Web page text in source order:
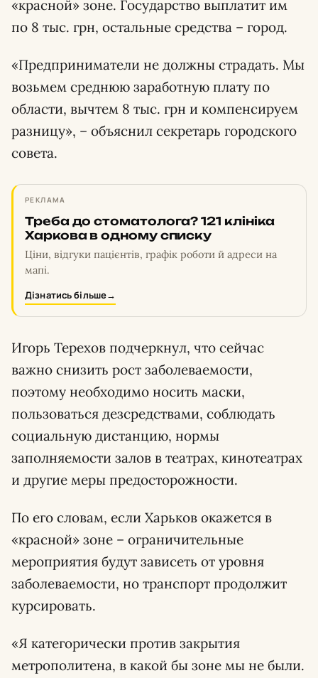
«красной» зоне. Государство выплатит им
по 8 тыс. грн, остальные средства – город.
«Предприниматели не должны страдать. Мы
возьмем среднюю заработную плату по
области, вычтем 8 тыс. грн и компенсируем
разницу», – объяснил секретарь городского
совета.
РЕКЛАМА
Треба до стоматолога? 121 клініка
Харкова в одному списку
Ціни, відгуки пацієнтів, графік роботи й адреси на
мапі.
Дізнатись більше→
Игорь Терехов подчеркнул, что сейчас
важно снизить рост заболеваемости,
поэтому необходимо носить маски,
пользоваться дезсредствами, соблюдать
социальную дистанцию, нормы
заполняемости залов в театрах, кинотеатрах
и другие меры предосторожности.
По его словам, если Харьков окажется в
«красной» зоне – ограничительные
мероприятия будут зависеть от уровня
заболеваемости, но транспорт продолжит
курсировать.
«Я категорически против закрытия
метрополитена, в какой бы зоне мы не были.